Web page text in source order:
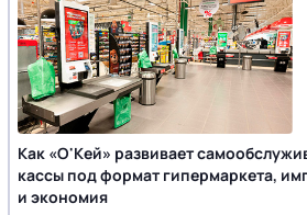
Как «О'Кей» развивает
кассы под формат гипермаркета,
и экономия